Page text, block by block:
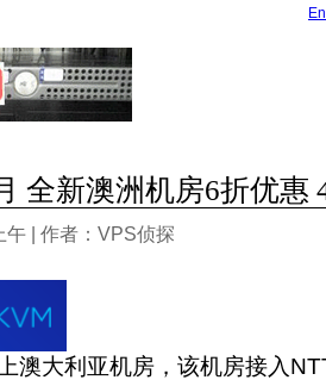
全新澳洲机房6折优惠
| 作者：VPS侦探
澳大利亚机房，该机房接入